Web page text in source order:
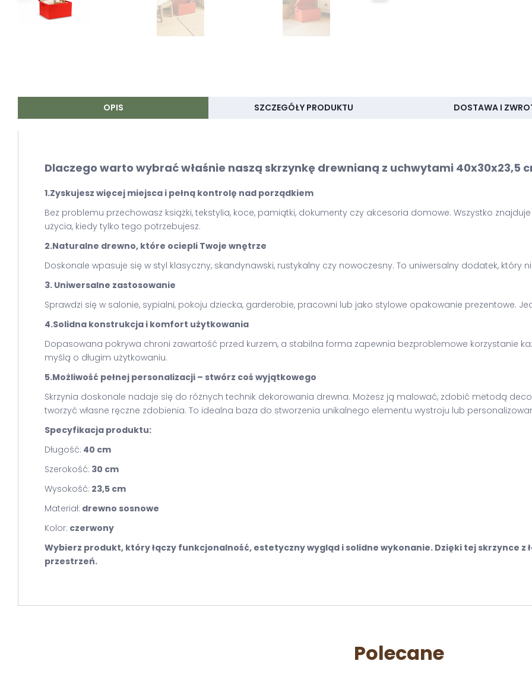
OPIS SZCZEGÓŁY PRODUKTU DOSTAWA I
Dlaczego warto wybrać właśnie naszą skrzynkę drewnianą z uchwytami 40x30x23,5
1.Zyskujesz więcej miejsca i pełną kontrolę nad porządkiem
Bez problemu przechowasz książki, tekstylia, koce, pamiątki, dokumenty czy akcesoria domowe. Wszystko
użycia, kiedy tylko tego potrzebujesz.
2.Naturalne drewno, które ociepli Twoje wnętrze
Doskonale wpasuje się w styl klasyczny, skandynawski, rustykalny czy nowoczesny. To uniwersalny dodatek, który
3. Uniwersalne zastosowanie
Sprawdzi się w salonie, sypialni, pokoju dziecka, garderobie, pracowni lub jako stylowe opakowanie prezentowe.
4.Solidna konstrukcja i komfort użytkowania
Dopasowana pokrywa chroni zawartość przed kurzem, a stabilna forma zapewnia bezproblemowe korzystanie
myślą o długim użytkowaniu.
5.Możliwość pełnej personalizacji – stwórz coś wyjątkowego
Skrzynia doskonale nadaje się do różnych technik dekorowania drewna. Możesz ją malować, zdobić metodą
tworzyć własne ręczne zdobienia. To idealna baza do stworzenia unikalnego elementu wystroju lub
Specyfikacja produktu:
Długość: 40 cm
Szerokość: 30 cm
Wysokość: 23,5 cm
Materiał: drewno sosnowe
Kolor: czerwony
Wybierz produkt, który łączy funkcjonalność, estetyczny wygląd i solidne wykonanie. Dzięki tej skrzynce
przestrzeń.
Polecane